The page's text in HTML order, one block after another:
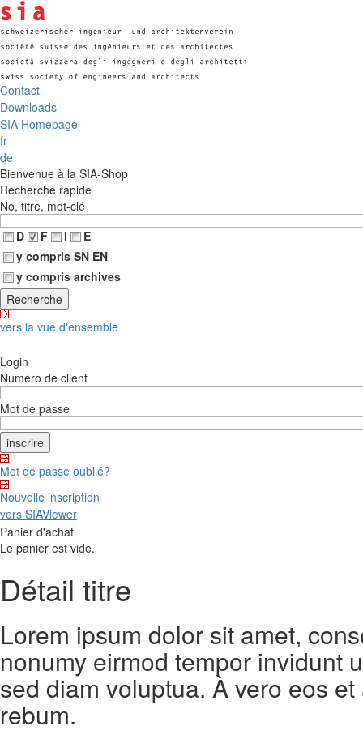
Contact
Downloads
SIA Homepage
fr
de
Bienvenue à la SIA-Shop
Recherche rapide
No, titre, mot-clé
D
F I
E
y compris SN EN
y compris archives
vers la vue d'ensemble
Login
Numéro de client
Mot de passe
Mot de passe oublié?
Nouvelle inscription
vers SIAViewer
Panier d'achat
Le panier est vide.
Détail titre
Lorem ipsum dolor sit amet,
nonumy eirmod tempor invidunt
sed diam voluptua. À vero eos
rebum.